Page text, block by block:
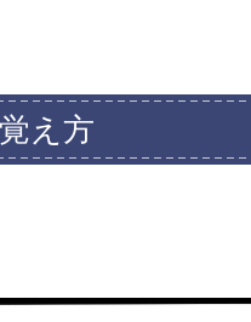
え方